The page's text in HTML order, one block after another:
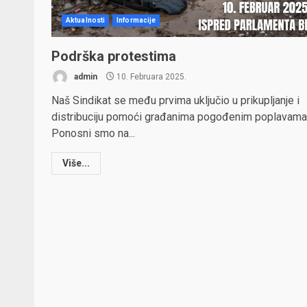
Aktualnosti Informacije
Podrška protestima
admin 10. Februara 2025.
Naš Sindikat se među prvima uključio u prikupljanje i
distribuciju pomoći građanima pogođenim
Ponosni smo na...
Više...